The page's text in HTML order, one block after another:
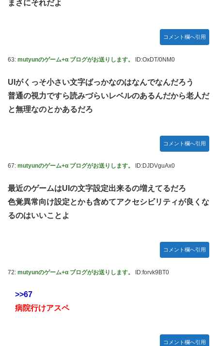
まさにそれだよ
コメント欄へ引用
63: mutyunのゲーム+α ブログがお送りします。 ID:OxDT/0NM0
UIがくっそ小さい文字ばっかなのはなんでなんだろう
普通の視力ですら読みづらいレベルのあるんだから老人だ
と無理なのとかあるだろ
コメント欄へ引用
67: mutyunのゲーム+α ブログがお送りします。 ID:DJDVguAx0
最近のゲームはUIの文字設定出来るの増えてるだろ
色覚異常向け設定とかも含めてアクセシビリティが良くな
るのはいいことよ
コメント欄へ引用
72: mutyunのゲーム+α ブログがお送りします。 ID:forvk9BT0
>>67
病院行けアスペ
コメント欄へ引用